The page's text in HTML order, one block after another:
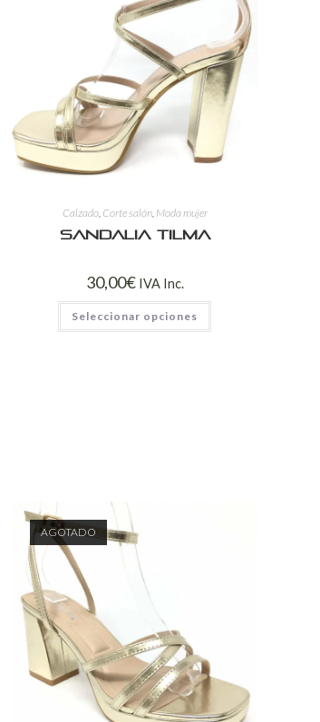
Calzado, Corte salón, Moda mujer
Sandalia Tilma
30,00€ IVA Inc.
Seleccionar opciones
AGOTADO